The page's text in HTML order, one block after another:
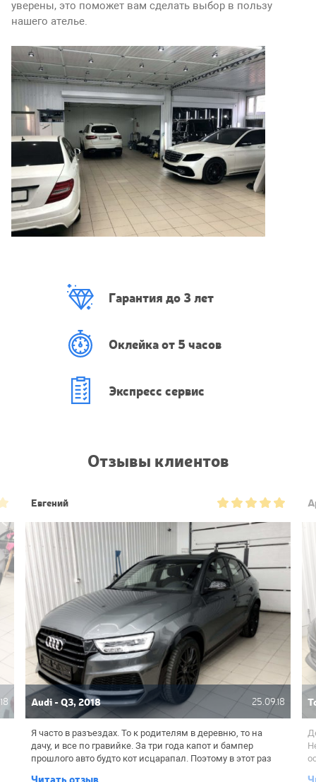
уверены, это поможет вам сделать выбор в пользу
нашего ателье.
Гарантия до 3 лет
Оклейка от 5 часов
Экспресс сервис
Отзывы клиентов
Евгений
Audi - Q3, 2018 25.09.18
Я часто в разъездах. То к родителям в деревню, то на
дачу, и все по гравийке. За три года капот и бампер
прошлого авто будто кот исцарапал. Поэтому в этот раз
Читать отзыв